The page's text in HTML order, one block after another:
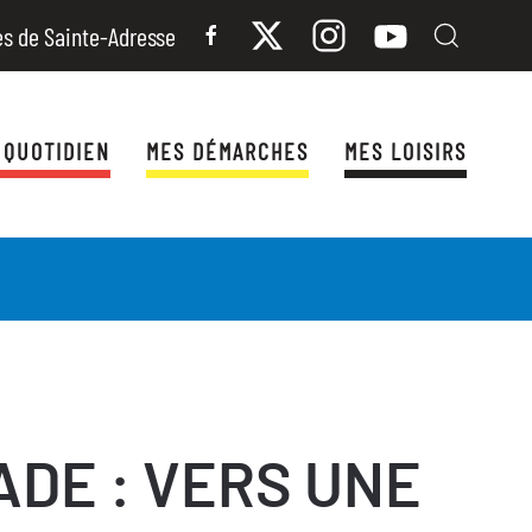
de Sainte-Adresse
MES DÉMARCHES MES LOISIRS
: VERS UNE